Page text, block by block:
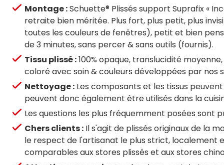
Montage :Schuette® Plissés support Suprafix «
retraite bien méritée. Plus fort, plus petit, plus
toutes les couleurs de fenêtres), petit et bien
de 3 minutes, sans percer & sans outils (fournis).
Tissu plissé :100% opaque, translucidité
coloré avec soin & couleurs développées par nos
Nettoyage : Les composants et les tissus
peuvent donc également être utilisés dans la
Les questions les plus fréquemment posées sont
Chers clients : Il s'agit de plissés originaux de la
le respect de l'artisanat le plus strict, localement
comparables aux stores plissés et aux stores